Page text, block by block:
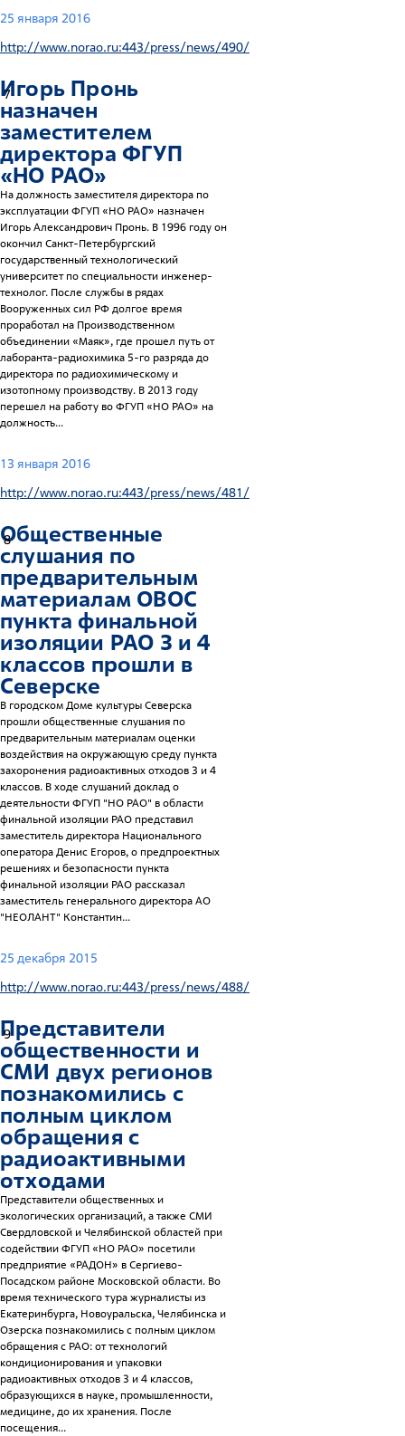
25 января 2016
http://www.norao.ru:443/press/news/490/
7
Игорь Пронь
назначен
заместителем
директора ФГУП
«НО РАО»
На должность заместителя директора по
эксплуатации ФГУП «НО РАО» назначен
Игорь Александрович Пронь. В 1996 году он
окончил Санкт-Петербургский
государственный технологический
университет по специальности инженер-
технолог. После службы в рядах
Вооруженных сил РФ долгое время
проработал на Производственном
объединении «Маяк», где прошел путь от
лаборанта-радиохимика 5-го разряда до
директора по радиохимическому и
изотопному производству. В 2013 году
перешел на работу во ФГУП «НО РАО» на
должность...
13 января 2016
http://www.norao.ru:443/press/news/481/
8
Общественные
слушания по
предварительным
материалам ОВОС
пункта финальной
изоляции РАО 3 и 4
классов прошли в
Северске
В городском Доме культуры Северска
прошли общественные слушания по
предварительным материалам оценки
воздействия на окружающую среду пункта
захоронения радиоактивных отходов 3 и 4
классов. В ходе слушаний доклад о
деятельности ФГУП "НО РАО" в области
финальной изоляции РАО представил
заместитель директора Национального
оператора Денис Егоров, о предпроектных
решениях и безопасности пункта
финальной изоляции РАО рассказал
заместитель генерального директора АО
"НЕОЛАНТ" Константин...
25 декабря 2015
http://www.norao.ru:443/press/news/488/
9
Представители
общественности и
СМИ двух регионов
познакомились с
полным циклом
обращения с
радиоактивными
отходами
Представители общественных и
экологических организаций, а также СМИ
Свердловской и Челябинской областей при
содействии ФГУП «НО РАО» посетили
предприятие «РАДОН» в Сергиево-
Посадском районе Московской области. Во
время технического тура журналисты из
Екатеринбурга, Новоуральска, Челябинска и
Озерска познакомились с полным циклом
обращения с РАО: от технологий
кондиционирования и упаковки
радиоактивных отходов 3 и 4 классов,
образующихся в науке, промышленности,
медицине, до их хранения. После
посещения...